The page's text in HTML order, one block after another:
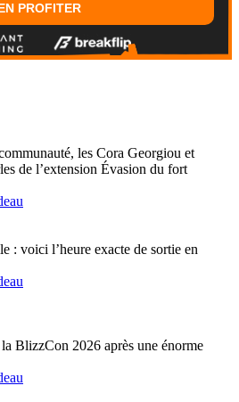
PROFITER
les Cora Georgiou et
de l’extension Évasion du fort
: voici l’heure exacte de sortie en
BlizzCon 2026 après une énorme